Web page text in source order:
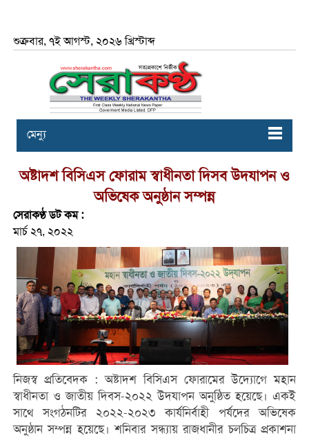
শুক্রবার, ৭ই আগস্ট, ২০২৬ খ্রিস্টাব্দ
মেন্যু
অষ্টাদশ বিসিএস ফোরাম স্বাধীনতা দিসব উদযাপন ও
অভিষেক অনুষ্ঠান সম্পন্ন
সেরাকণ্ঠ ডট কম :
মার্চ ২৭, ২০২২
নিজস্ব প্রতিবেদক : অষ্টাদশ বিসিএস ফোরামের উদ্যোগে মহান
স্বাধীনতা ও জাতীয় দিবস-২০২২ উদযাপন অনুষ্ঠিত হয়েছে। একই
সাথে সংগঠনটির ২০২২-২০২৩ কার্যনির্বাহী পর্যদের অভিষেক
অনুষ্ঠান সম্পন্ন হয়েছে। শনিবার সন্ধ্যায় রাজধানীর চলচিত্র প্রকাশনা